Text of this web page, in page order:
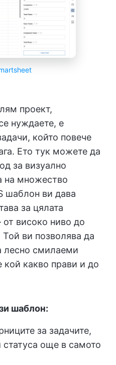
проект,
нуждаете, е
който повече
Ето тук можете да
за визуално
на множество
шаблон ви дава
за цялата
от високо ниво до
ви позволява да
лесно смилаеми
кой какво прави и до
шаблон:
за задачите,
статуса още в самото